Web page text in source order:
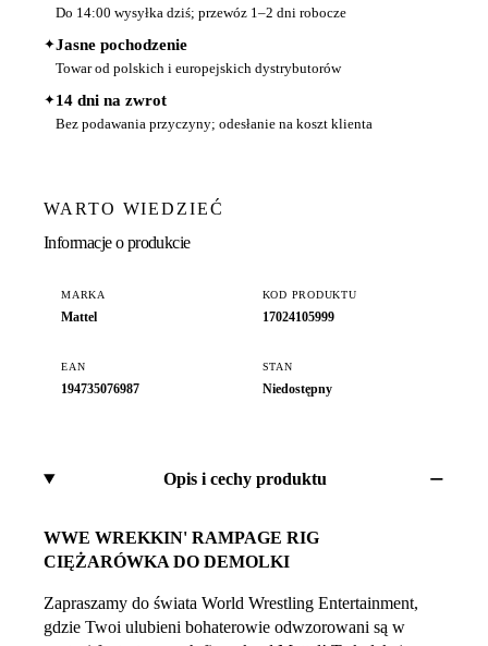
Do 14:00 wysyłka dziś; przewóz 1–2 dni robocze
✦Jasne pochodzenie
Towar od polskich i europejskich dystrybutorów
✦14 dni na zwrot
Bez podawania przyczyny; odesłanie na koszt klienta
WARTO WIEDZIEĆ
Informacje o produkcie
MARKA
Mattel
KOD PRODUKTU
17024105999
EAN
194735076987
STAN
Niedostępny
Opis i cechy produktu
WWE WREKKIN' RAMPAGE RIG
CIĘŻARÓWKA DO DEMOLKI
Zapraszamy do świata World Wrestling Entertainment,
gdzie Twoi ulubieni bohaterowie odwzorowani są w